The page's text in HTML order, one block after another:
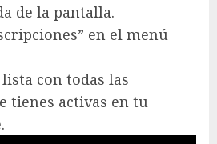
de la pantalla.
en el menú
con todas las
tienes activas en tu